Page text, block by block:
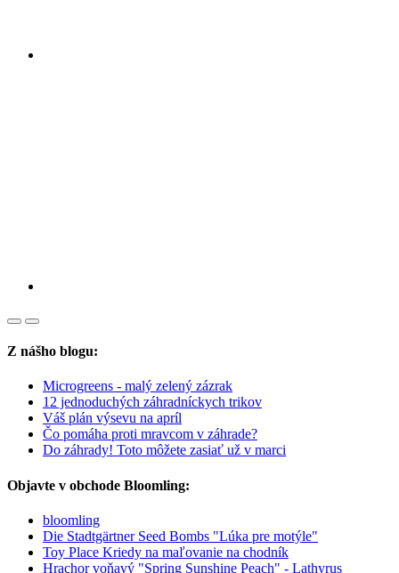
Z nášho blogu:
Microgreens - malý zelený zázrak
12 jednoduchých záhradníckych trikov
Váš plán výsevu na apríl
Čo pomáha proti mravcom v záhrade?
Do záhrady! Toto môžete zasiať už v marci
Objavte v obchode Bloomling:
bloomling
Die Stadtgärtner Seed Bombs "Lúka pre motýle"
Toy Place Kriedy na maľovanie na chodník
Hrachor voňavý "Spring Sunshine Peach" - Lathyrus